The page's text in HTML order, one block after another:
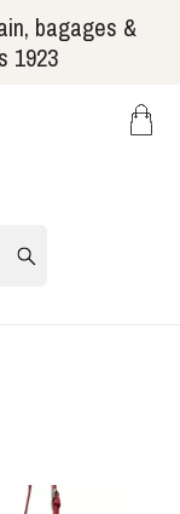
bagages &
1923